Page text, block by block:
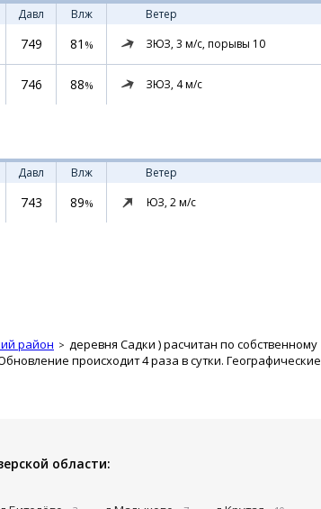
Давл Влж
Ветер
749 81 % ЗЮЗ, 3 м/с, порывы 10
746 88% ЗЮЗ, 4м/с
Давл Влж
Ветер
743 89% ЮЗ, 2м/с
район деревня Садки ) расчитан по собственному
происходит 4 раза в сутки. Географические
области: